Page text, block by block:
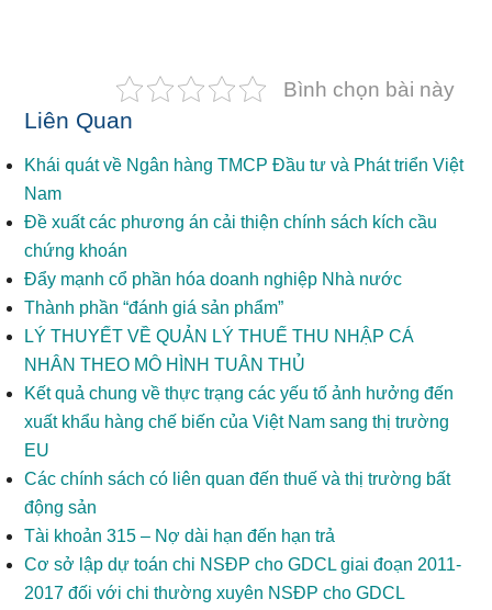
Bình chọn bài này
Liên Quan
Khái quát về Ngân hàng TMCP Đầu tư và Phát triển Việt
Nam
Đề xuất các phương án cải thiện chính sách kích cầu
chứng khoán
Đẩy mạnh cổ phần hóa doanh nghiệp Nhà nước
Thành phần “đánh giá sản phẩm”
LÝ THUYẾT VỀ QUẢN LÝ THUẾ THU NHẬP CÁ
NHÂN THEO MÔ HÌNH TUÂN THỦ
Kết quả chung về thực trạng các yếu tố ảnh hưởng đến
xuất khẩu hàng chế biến của Việt Nam sang thị trường
EU
Các chính sách có liên quan đến thuế và thị trường bất
động sản
Tài khoản 315 – Nợ dài hạn đến hạn trả
Cơ sở lập dự toán chi NSĐP cho GDCL giai đoạn 2011-
2017 đối với chi thường xuyên NSĐP cho GDCL